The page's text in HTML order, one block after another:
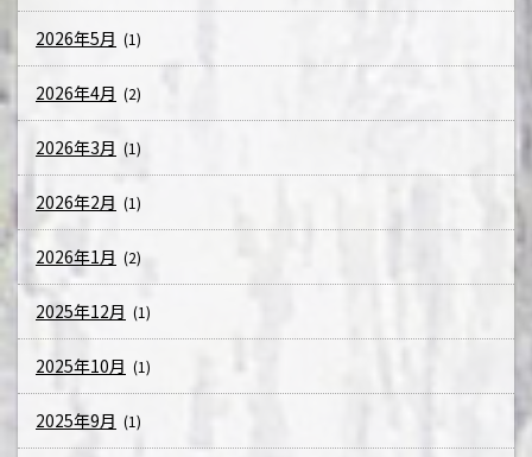
2026年5月 (1)
2026年4月 (2)
2026年3月 (1)
2026年2月 (1)
2026年1月 (2)
2025年12月 (1)
2025年10月 (1)
2025年9月 (1)